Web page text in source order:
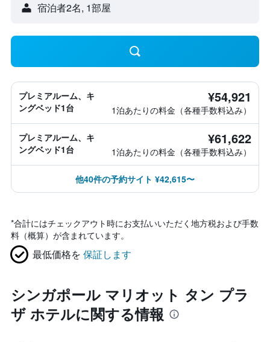
宿泊者2名, 1​部屋
プレミアルーム、キ
ングベッド1台
¥54,921
1泊あたりの料金（各種手数料込み）
プレミアルーム、キ
ングベッド1台
¥61,622
1泊あたりの料金（各種手数料込み）
他40件の予約サイト ¥42,615〜
*合計にはチェックアウト時にお支払いいただく地方税および手数
料（概算）が含まれています。
最低価格を 保証します
シンガポール マリオット タン プラ
ザ ホテルに関する情報